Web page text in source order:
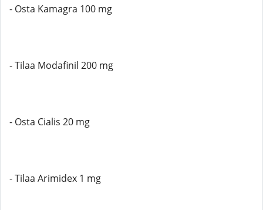
- Osta Kamagra 100 mg
- Tilaa Modafinil 200 mg
- Osta Cialis 20 mg
- Tilaa Arimidex 1 mg